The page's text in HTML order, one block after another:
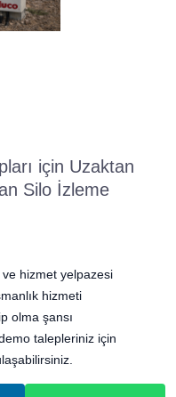
için Uzaktan
Silo İzleme
hizmet yelpazesi
hizmeti
olma şansı
talepleriniz için